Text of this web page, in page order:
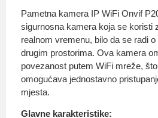
Pametna kamera IP WiFi Onvif
sigurnosna kamera koja se koristi
realnom vremenu, bilo da se radi
drugim prostorima. Ova kamera
povezanost putem WiFi mreže,
omogućava jednostavno
mjesta.
Glavne karakteristike: